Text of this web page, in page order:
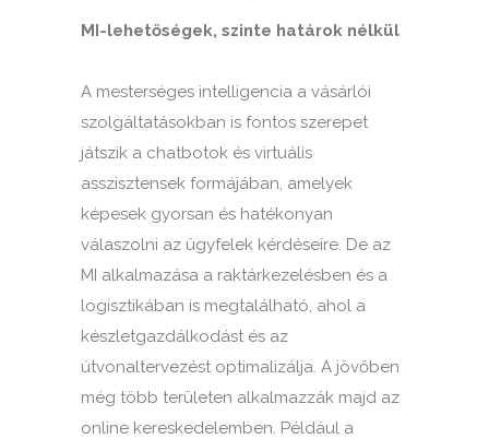
MI-lehetőségek, szinte határok nélkül
A mesterséges intelligencia a vásárlói
szolgáltatásokban is fontos szerepet
játszik a chatbotok és virtuális
asszisztensek formájában, amelyek
képesek gyorsan és hatékonyan
válaszolni az ügyfelek kérdéseire. De az
MI alkalmazása a raktárkezelésben és a
logisztikában is megtalálható, ahol a
készletgazdálkodást és az
útvonaltervezést optimalizálja. A jövőben
még több területen alkalmazzák majd az
online kereskedelemben. Például a